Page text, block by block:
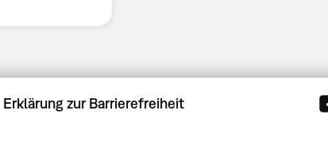
Erklärung zur Barrierefreiheit